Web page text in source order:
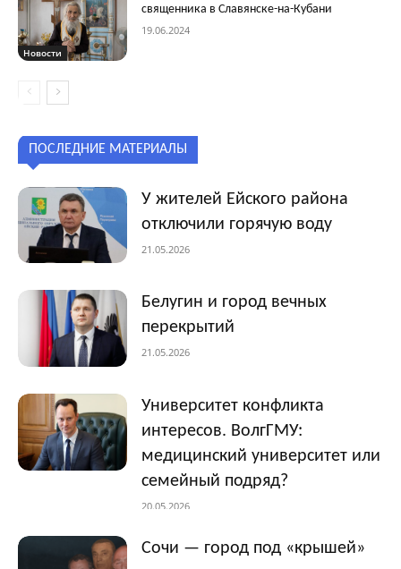
Новости
священника в Славянске-на-Кубани
19.06.2024
ПОСЛЕДНИЕ МАТЕРИАЛЫ
У жителей Ейского района
отключили горячую воду
21.05.2026
Белугин и город вечных
перекрытий
21.05.2026
Университет конфликта
интересов. ВолгГМУ:
медицинский университет или
семейный подряд?
20.05.2026
Сочи — город под «крышей»